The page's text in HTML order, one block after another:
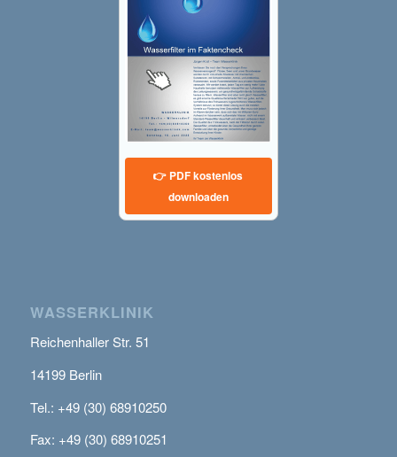
👉 PDF kostenlos
downloaden
WASSERKLINIK
Reichenhaller Str. 51
14199 Berlin
Tel.: +49 (30) 68910250
Fax: +49 (30) 68910251